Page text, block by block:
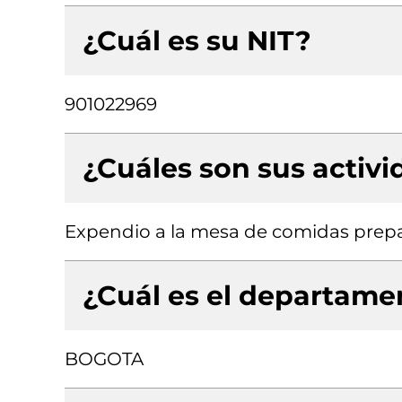
¿Cuál es su NIT?
901022969
¿Cuáles son sus
Expendio a la mesa de comidas
¿Cuál es el
BOGOTA